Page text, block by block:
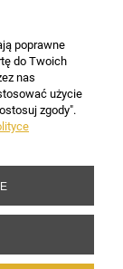
poprawne
do Twoich
nas
użycie
zgody".